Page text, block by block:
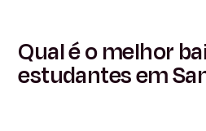
Qual é o melhor
estudantes em